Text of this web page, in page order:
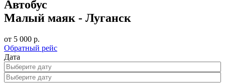
Автобус
Малый маяк - Луганск
от 5 000 р.
Обратный рейс
Дата